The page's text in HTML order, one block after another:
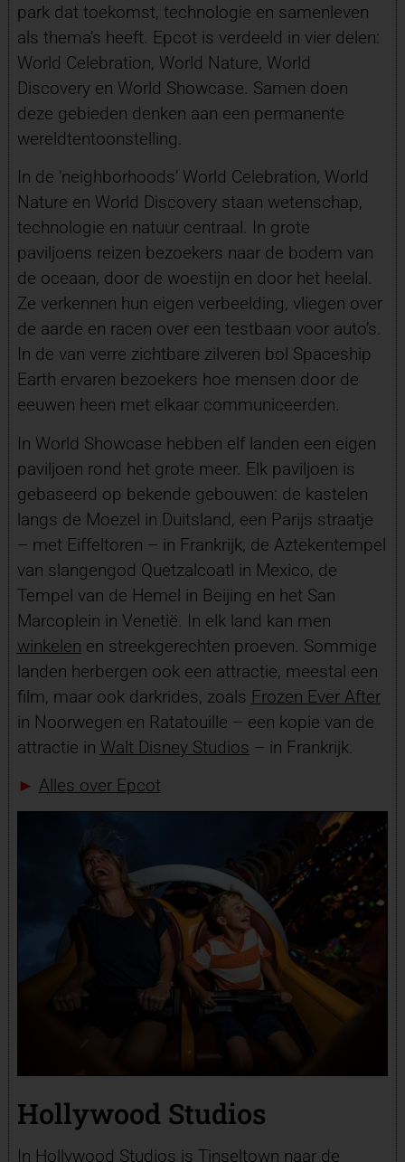
park dat toekomst, technologie en samenleven
als thema’s heeft. Epcot is verdeeld in vier delen:
World Celebration, World Nature, World
Discovery en World Showcase. Samen doen
deze gebieden denken aan een permanente
wereldtentoonstelling.
In de ‘neighborhoods’ World Celebration, World
Nature en World Discovery staan wetenschap,
technologie en natuur centraal. In grote
paviljoens reizen bezoekers naar de bodem van
de oceaan, door de woestijn en door het heelal.
Ze verkennen hun eigen verbeelding, vliegen over
de aarde en racen over een testbaan voor auto’s.
In de van verre zichtbare zilveren bol Spaceship
Earth ervaren bezoekers hoe mensen door de
eeuwen heen met elkaar communiceerden.
In World Showcase hebben elf landen een eigen
paviljoen rond het grote meer. Elk paviljoen is
gebaseerd op bekende gebouwen: de kastelen
langs de Moezel in Duitsland, een Parijs straatje
– met Eiffeltoren – in Frankrijk, de Aztekentempel
van slangengod Quetzalcoatl in Mexico, de
Tempel van de Hemel in Beijing en het San
Marcoplein in Venetië. In elk land kan men
winkelen en streekgerechten proeven. Sommige
landen herbergen ook een attractie, meestal een
film, maar ook darkrides, zoals Frozen Ever After
in Noorwegen en Ratatouille – een kopie van de
attractie in Walt Disney Studios – in Frankrijk.
► Alles over Epcot
Hollywood Studios
In Hollywood Studios is Tinseltown naar de